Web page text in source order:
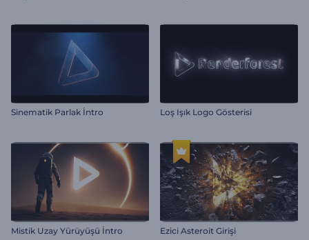
Sinematik Parlak İntro Loş Işık Logo Gösterisi
Mistik Uzay Yürüyüşü İntro Ezici Asteroit Girişi